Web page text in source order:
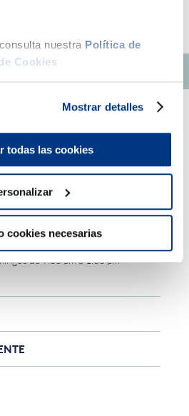
nuestra Política de
Cookies
Mostrar detalles
todas las cookies
cookies necesarias
- (01) 705-2299
de atención online:
de 9:00 am a 1:00 pm